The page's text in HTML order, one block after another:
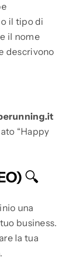
il tipo di
il nome
descrivono
“Happy
🔍
una
business.
la tua